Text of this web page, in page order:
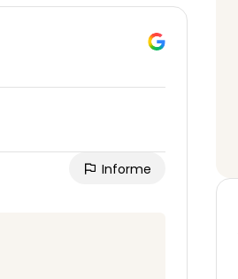
Informe